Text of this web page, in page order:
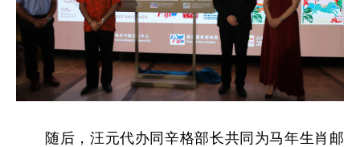
随后，汪元代办同辛格部长共同为马年生肖邮